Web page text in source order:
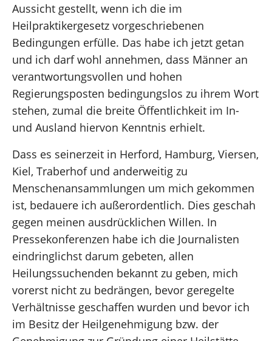
Aussicht gestellt, wenn ich die im
Heilpraktikergesetz vorgeschriebenen
Bedingungen erfülle. Das habe ich jetzt getan
und ich darf wohl annehmen, dass Männer an
verantwortungsvollen und hohen
Regierungsposten bedingungslos zu ihrem Wort
stehen, zumal die breite Öffentlichkeit im In-
und Ausland hiervon Kenntnis erhielt.
Dass es seinerzeit in Herford, Hamburg, Viersen,
Kiel, Traberhof und anderweitig zu
Menschenansammlungen um mich gekommen
ist, bedauere ich außerordentlich. Dies geschah
gegen meinen ausdrücklichen Willen. In
Pressekonferenzen habe ich die Journalisten
eindringlichst darum gebeten, allen
Heilungssuchenden bekannt zu geben, mich
vorerst nicht zu bedrängen, bevor geregelte
Verhältnisse geschaffen wurden und bevor ich
im Besitz der Heilgenehmigung bzw. der